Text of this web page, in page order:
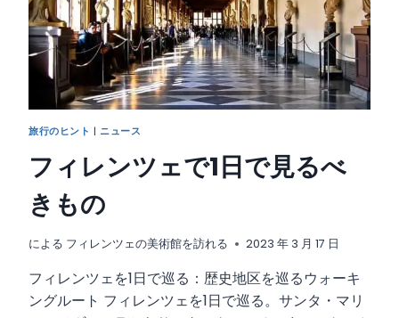
れ
る
最
良
方
旅行のヒント | ニュース
フィレンツェで1日で見るべ
きもの
による フィレンツェの美術館を訪れる 2023 年 3 月 17 日
フィレンツェを1日で巡る：歴史地区を巡るウォーキ
ングルート フィレンツェを1日で巡る。サンタ・マリ